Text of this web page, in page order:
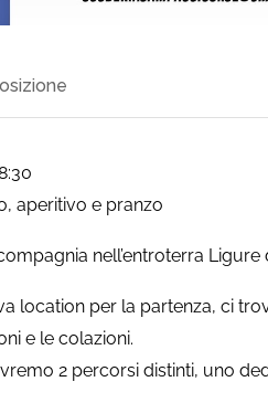
aperitivo e pranzo
nell’entroterra Ligure
location per la partenza, ci
e le colazioni.
2 percorsi distinti, uno